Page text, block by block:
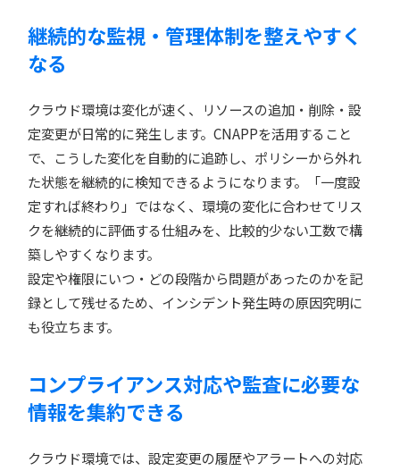
継続的な監視・管理体制を整えやすく
なる
クラウド環境は変化が速く、リソースの追加・削除・設
定変更が日常的に発生します。CNAPPを活用すること
で、こうした変化を自動的に追跡し、ポリシーから外れ
た状態を継続的に検知できるようになります。「一度設
定すれば終わり」ではなく、環境の変化に合わせてリス
クを継続的に評価する仕組みを、比較的少ない工数で構
築しやすくなります。
設定や権限にいつ・どの段階から問題があったのかを記
録として残せるため、インシデント発生時の原因究明に
も役立ちます。
コンプライアンス対応や監査に必要な
情報を集約できる
クラウド環境では、設定変更の履歴やアラートへの対応